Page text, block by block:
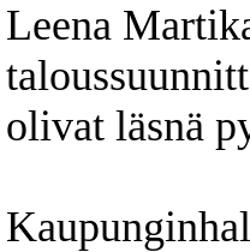
Leena
olivat läsnä